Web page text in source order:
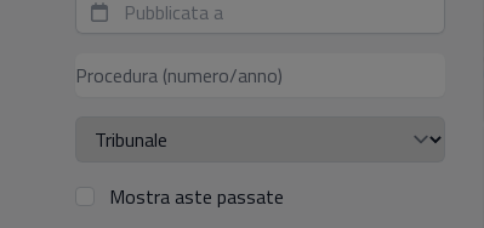
Mostra aste passate